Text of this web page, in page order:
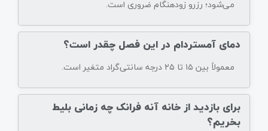
می‌شود؛ رزرو زودهنگام ضروری است.
دمای آمستردام در این فصل چقدر است؟
معمولاً بین ۱۵ تا ۲۵ درجه سانتی‌گراد متغیر است.
برای بازدید از خانه آنه فرانک چه زمانی بلیط
بخریم؟